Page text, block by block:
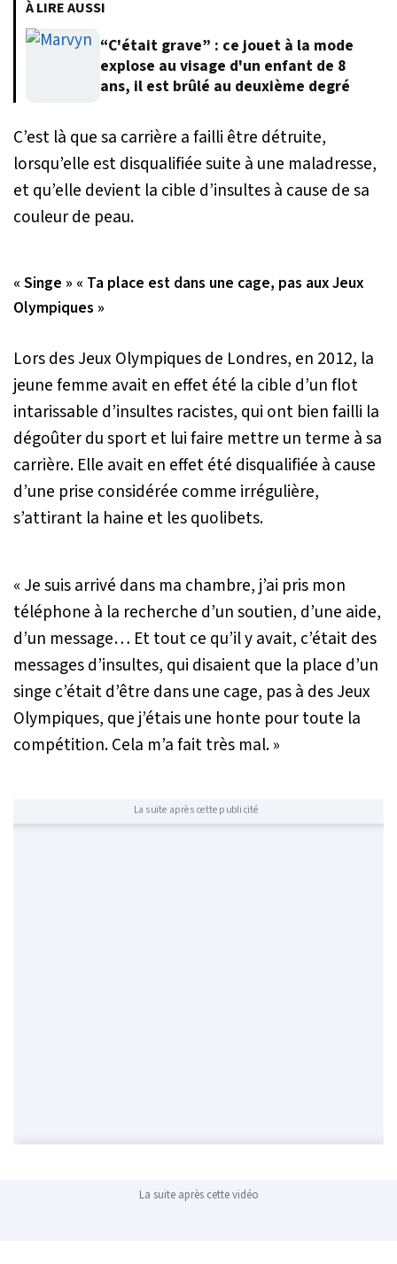
À LIRE AUSSI
“C'était grave” : ce jouet à la mode
explose au visage d'un enfant de 8
ans, il est brûlé au deuxième degré
C’est là que sa carrière a failli être détruite,
lorsqu’elle est disqualifiée suite à une maladresse,
et qu’elle devient la cible d’insultes à cause de sa
couleur de peau.
« Singe » « Ta place est dans une cage, pas aux Jeux
Olympiques »
Lors des Jeux Olympiques de Londres, en 2012, la
jeune femme avait en effet été la cible d’un flot
intarissable d’insultes racistes, qui ont bien failli la
dégoûter du sport et lui faire mettre un terme à sa
carrière. Elle avait en effet été disqualifiée à cause
d’une prise considérée comme irrégulière,
s’attirant la haine et les quolibets.
« Je suis arrivé dans ma chambre, j’ai pris mon
téléphone à la recherche d’un soutien, d’une aide,
d’un message… Et tout ce qu’il y avait, c’était des
messages d’insultes, qui disaient que la place d’un
singe c’était d’être dans une cage, pas à des Jeux
Olympiques, que j’étais une honte pour toute la
compétition. Cela m’a fait très mal. »
La suite après cette publicité
La suite après cette vidéo